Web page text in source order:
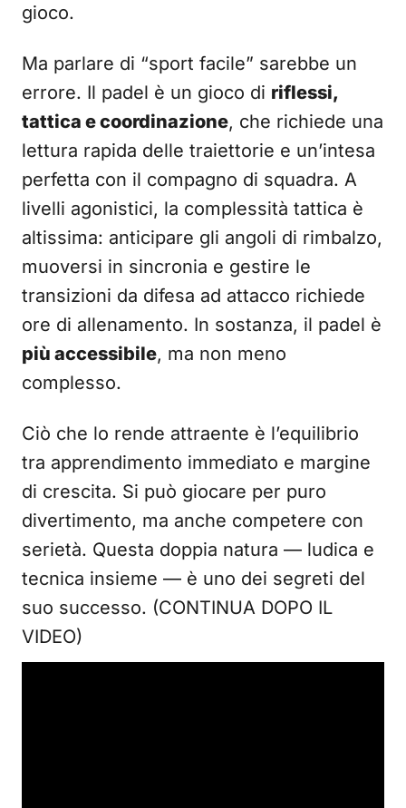
gioco.
Ma parlare di “sport facile” sarebbe un
errore. Il padel è un gioco di riflessi,
tattica e coordinazione, che richiede una
lettura rapida delle traiettorie e un’intesa
perfetta con il compagno di squadra. A
livelli agonistici, la complessità tattica è
altissima: anticipare gli angoli di rimbalzo,
muoversi in sincronia e gestire le
transizioni da difesa ad attacco richiede
ore di allenamento. In sostanza, il padel è
più accessibile, ma non meno
complesso.
Ciò che lo rende attraente è l’equilibrio
tra apprendimento immediato e margine
di crescita. Si può giocare per puro
divertimento, ma anche competere con
serietà. Questa doppia natura — ludica e
tecnica insieme — è uno dei segreti del
suo successo. (CONTINUA DOPO IL
VIDEO)